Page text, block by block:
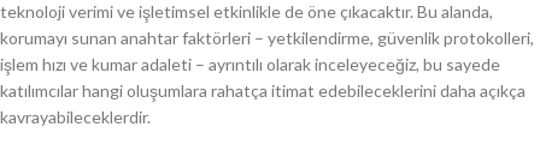
teknoloji verimi ve işletimsel etkinlikle de öne çıkacaktır. Bu alanda,
korumayı sunan anahtar faktörleri – yetkilendirme, güvenlik protokolleri,
işlem hızı ve kumar adaleti – ayrıntılı olarak inceleyeceğiz, bu sayede
katılımcılar hangi oluşumlara rahatça itimat edebileceklerini daha açıkça
kavrayabileceklerdir.